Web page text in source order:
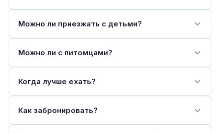
Можно ли приезжать с детьми?
Можно ли с питомцами?
Когда лучше ехать?
Как забронировать?